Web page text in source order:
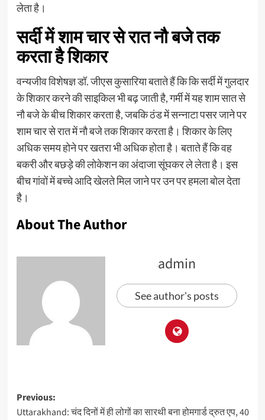
लेता है।
सर्दी में शाम चार से रात नौ बजे तक
करता है शिकार
वन्यजीव विशेषज्ञ डॉ. जीएस कुसारिया बताते हैं कि कि सर्दी में गुलदार
के शिकार करने की साइकिल भी बढ़ जाती है, गर्मी में यह शाम सात से
नौ बजे के बीच शिकार करता है, जबकि ठंड में सन्नाटा पसर जाने पर
शाम चार से रात में नौ बजे तक शिकार करता है। शिकार के लिए
अधिक समय होने पर खतरा भी अधिक होता है। बताते हैं कि वह
बकरी और बछड़े की लोकेशन का अंदाजा सूंघकर ले लेता है। इस
बीच गांवों में बच्चे आदि खेलते मिल जाने पर उन पर हमला बोल देता
है।
About The Author
admin
See author's posts
Previous:
Uttarakhand: चंद दिनों में ही लोगों का सारथी बना होमगार्ड द्रुत एप, 40